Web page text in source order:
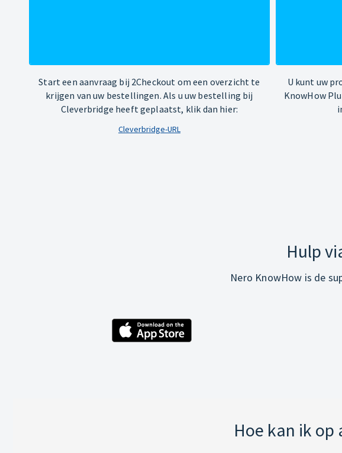
Start een aanvraag bij 2Checkout om een overzicht te
krijgen van uw bestellingen. Als u uw bestelling bij
Cleverbridge heeft geplaatst, klik dan hier:
Cleverbridge-URL
U kunt uw
KnowHow
Hulp
Nero KnowHow is de
Hoe kan ik op